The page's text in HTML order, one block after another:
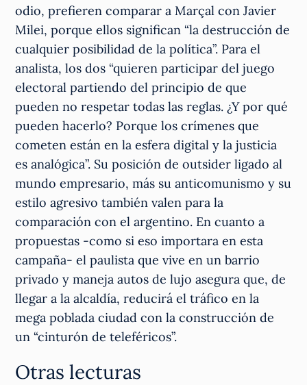
odio, prefieren comparar a Marçal con Javier
Milei, porque ellos significan “la destrucción de
cualquier posibilidad de la política”. Para el
analista, los dos “quieren participar del juego
electoral partiendo del principio de que
pueden no respetar todas las reglas. ¿Y por qué
pueden hacerlo? Porque los crímenes que
cometen están en la esfera digital y la justicia
es analógica”. Su posición de outsider ligado al
mundo empresario, más su anticomunismo y su
estilo agresivo también valen para la
comparación con el argentino. En cuanto a
propuestas -como si eso importara en esta
campaña- el paulista que vive en un barrio
privado y maneja autos de lujo asegura que, de
llegar a la alcaldía, reducirá el tráfico en la
mega poblada ciudad con la construcción de
un “cinturón de teleféricos”.
Otras lecturas